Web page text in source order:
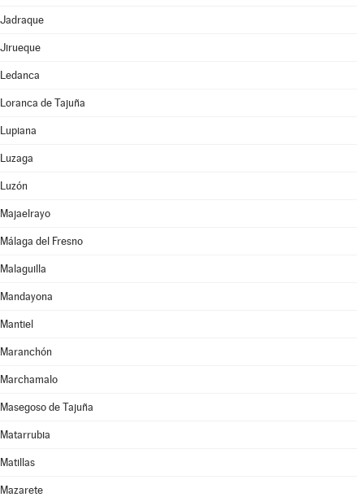
Jadraque
Jirueque
Ledanca
Loranca de Tajuña
Lupiana
Luzaga
Luzón
Majaelrayo
Málaga del Fresno
Malaguilla
Mandayona
Mantiel
Maranchón
Marchamalo
Masegoso de Tajuña
Matarrubia
Matillas
Mazarete